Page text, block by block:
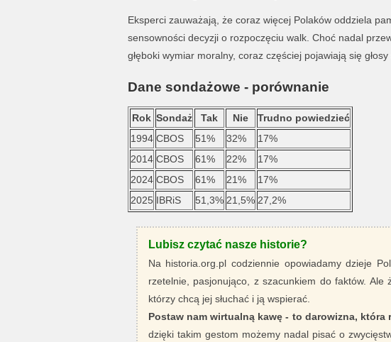
Eksperci zauważają, że coraz więcej Polaków oddziela
sensowności decyzji o rozpoczęciu walk. Choć nadal
głęboki wymiar moralny, coraz częściej pojawiają się
Dane sondażowe - porównanie
Rok Sondaż Tak Nie
Trudno powiedzieć
1994 CBOS 51% 32%
17%
2014 CBOS 61% 22%
17%
2024 CBOS 61% 21%
17%
2025 IBRiS 51,3% 21,5% 27,2%
Lubisz czytać nasze historie?
Na historia.org.pl codziennie opowiadamy dzieje
rzetelnie, pasjonująco, z szacunkiem do faktów. Ale
którzy chcą jej słuchać i ją wspierać.
Postaw nam wirtualną kawę - to darowizna, która
dzięki takim gestom możemy nadal pisać o